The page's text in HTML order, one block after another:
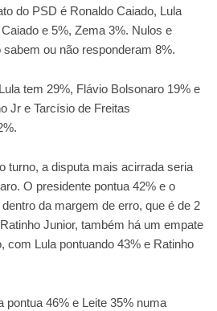
do PSD é Ronaldo Caiado, Lula
e 5%, Zema 3%. Nulos e
ou não responderam 8%.
tem 29%, Flávio Bolsonaro 19% e
Jr e Tarcísio de Freitas
turno, a disputa mais acirrada seria
O presidente pontua 42% e o
da margem de erro, que é de 2
Junior, também há um empate
com Lula pontuando 43% e Ratinho
pontua 46% e Leite 35% numa